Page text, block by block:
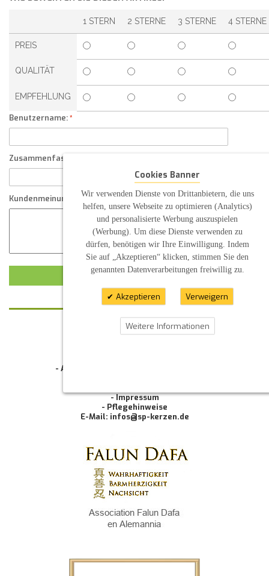
1 STERN 2 STERNE 3 STERNE 4 STERNE
PREIS
QUALITÄT
EMPFEHLUNG
Benutzername:
Zusammenfassung Ihrer Kundenmeinung
Kundenmeinung
KUNDENMEINUNG ABSCHICKEN
- Allgemeine Geschäftsbedingung (AGB)
- Impressum
- Pflegehinweise
E-Mail: infos@sp-kerzen.de
Cookies Banner
Wir verwenden Dienste von Drittanbietern, die uns
helfen, unsere Webseite zu optimieren (Analytics)
und personalisierte Werbung auszuspielen
(Werbung). Um diese Dienste verwenden zu
dürfen, benötigen wir Ihre Einwilligung. Indem
Sie auf „Akzeptieren“ klicken, stimmen Sie den
genannten Datenverarbeitungen freiwillig zu.
Akzeptieren Verweigern
Weitere Informationen